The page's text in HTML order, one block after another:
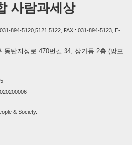
사람과세상
894-5120,5121,5122, FAX : 031-894-5123, E-
동탄지성로 470번길 34, 상가동 2층 (망포
& Society.